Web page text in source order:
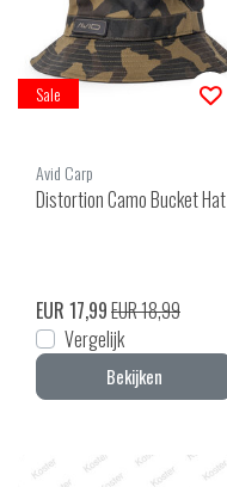
Sale
Avid Carp
Distortion Camo Bucket Hat
EUR 17,99EUR 18,99
Vergelijk
Bekijken